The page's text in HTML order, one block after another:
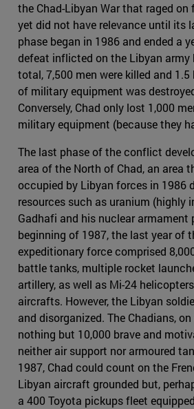
the Chad-Libyan War that raged
yet did not have relevance until its
phase began in 1986 and ended a
defeat inflicted on the Libyan army
total, 7,500 men were killed and
of military equipment was
Conversely, Chad only lost 1,000
military equipment (because they
The last phase of the conflict
area of the North of Chad, an area
occupied by Libyan forces in 1986
resources such as uranium (highly
Gadhafi and his nuclear armament
beginning of 1987, the last year of
expeditionary force comprised
battle tanks, multiple rocket
artillery, as well as Mi-24
aircrafts. However, the Libyan
and disorganized. The Chadians,
nothing but 10,000 brave and
neither air support nor armoured
1987, Chad could count on the
Libyan aircraft grounded but,
a 400 Toyota pickups fleet